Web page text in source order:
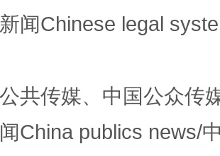
款旅游的“隐身衣” 如何以
闻Chinese legal
共传媒、中国公众传
China publics news/